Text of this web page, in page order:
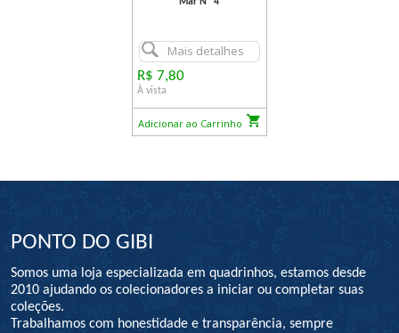
Mais detalhes
R$ 7,80
À vista
Adicionar ao Carrinho
PONTO DO GIBI
Somos uma loja especializada em quadrinhos, estamos desde
2010 ajudando os colecionadores a iniciar ou completar suas
coleções.
Trabalhamos com honestidade e transparência, sempre